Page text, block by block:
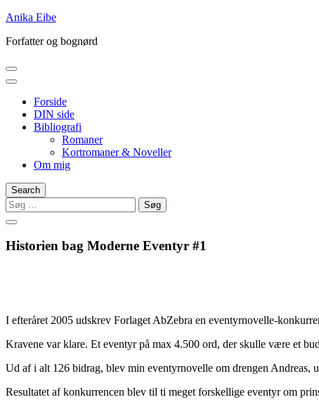
Skip
content
Anika Eibe
Forfatter og bognørd
Forside
DIN side
Bibliografi
Romaner
Kortromaner & Noveller
Om mig
Search
Søg
efter:
Historien bag Moderne Eventyr #1
I efteråret 2005 udskrev Forlaget AbZebra en eventyrnovelle-
Kravene var klare. Et eventyr på max 4.500 ord, der skulle være et
Ud af i alt 126 bidrag, blev min eventyrnovelle om drengen
Resultatet af konkurrencen blev til ti meget forskellige eventyr om